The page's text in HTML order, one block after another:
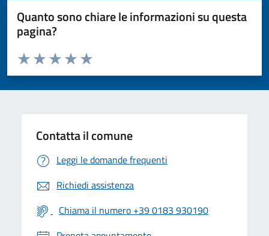
Quanto sono chiare le informazioni su questa
pagina?
Valuta da 1 a 5 stelle la pagina
Valuta 5 stelle su 5
Valuta 4 stelle su 5
Valuta 3 stelle su 5
Valuta 2 stelle su 5
Valuta 1 stelle su 5
Contatta il comune
Leggi le domande frequenti
Richiedi assistenza
Chiama il numero +39 0183 930190